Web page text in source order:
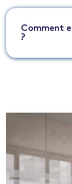
Comment
?